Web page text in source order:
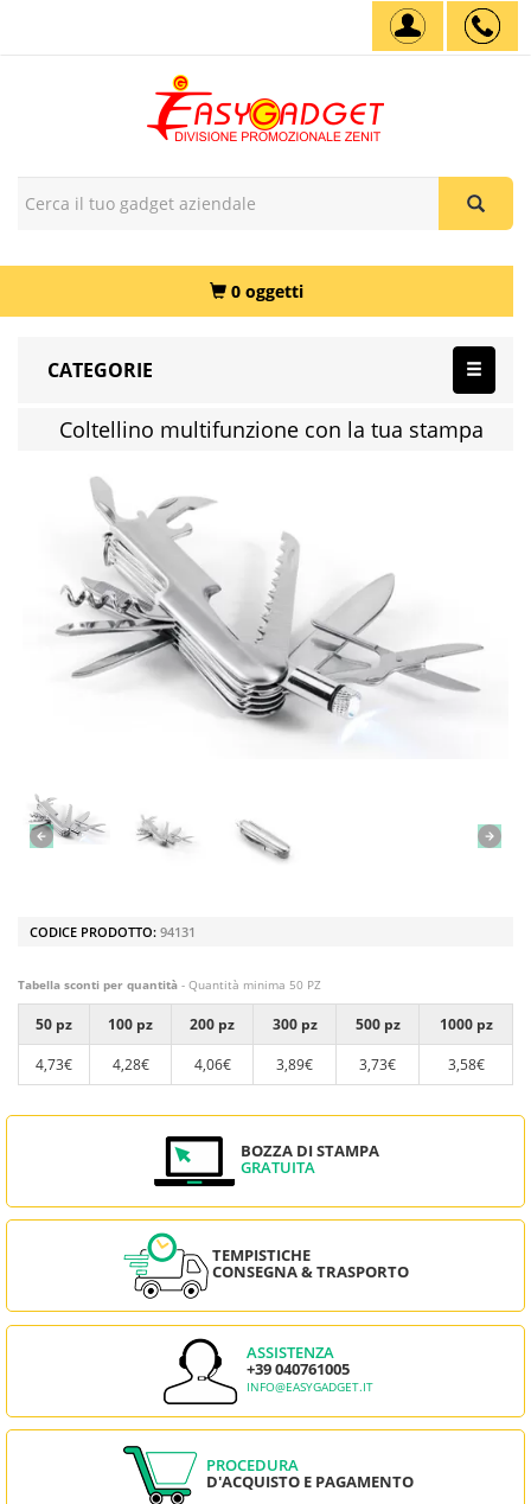
0 oggetti
CATEGORIE
Coltellino multifunzione con la tua stampa
CODICE PRODOTTO: 94131
Tabella sconti per quantità - Quantità minima 50 PZ
50 pz 100 pz 200 pz 300 pz 500 pz
1000 pz
4,73€
4,28€ 4,06€ 3,89€ 3,73€ 3,58€
BOZZA DI STAMPA
GRATUITA
TEMPISTICHE
CONSEGNA & TRASPORTO
ASSISTENZA
+39 040761005
INFO@EASYGADGET.IT
PROCEDURA
D'ACQUISTO E PAGAMENTO